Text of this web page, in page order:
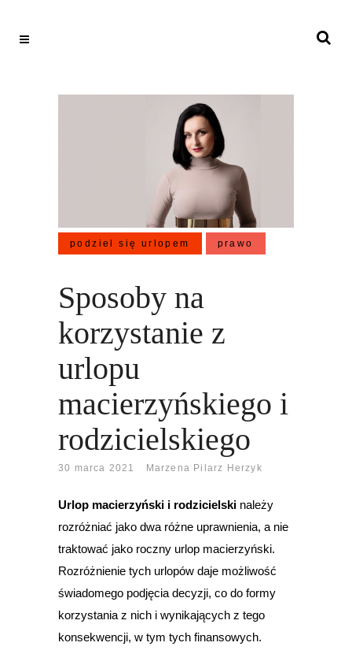
podziel się urlopem prawo
Sposoby na
korzystanie z
urlopu
macierzyńskiego i
rodzicielskiego
30 marca 2021 Marzena Pilarz Herzyk
Urlop macierzyński i rodzicielski należy
rozróżniać jako dwa różne uprawnienia, a nie
traktować jako roczny urlop macierzyński.
Rozróżnienie tych urlopów daje możliwość
świadomego podjęcia decyzji, co do formy
korzystania z nich i wynikających z tego
konsekwencji, w tym tych finansowych.